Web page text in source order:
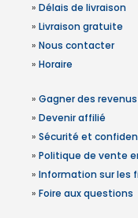
» Délais de livraison
» Livraison gratuite
» Nous contacter
» Horaire
» Gagner des
» Devenir affilié
» Sécurité et
» Politique de vente
» Information sur les
» Foire aux questions